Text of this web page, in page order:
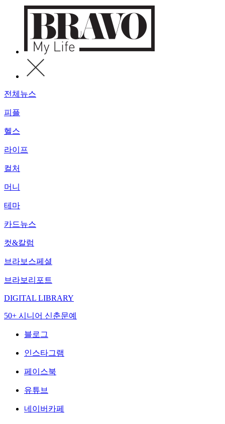
전체뉴스
피플
헬스
라이프
컬처
머니
테마
카드뉴스
컷&칼럼
브라보스페셜
브라보리포트
DIGITAL LIBRARY
50+ 시니어 신춘문예
블로그
인스타그램
페이스북
유튜브
네이버카페